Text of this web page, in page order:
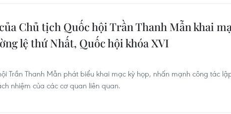
Chủ tịch Quốc hội Trần Thanh Mẫn khai
lệ thứ Nhất, Quốc hội khóa XVI
Trần Thanh Mẫn phát biểu khai mạc kỳ họp, nhấn mạnh công tác
nhiệm của các cơ quan liên quan.